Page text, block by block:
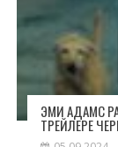
ЭМИ АДАМС
ТРЕЙЛЕРЕ